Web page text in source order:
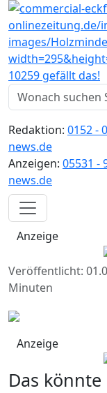
10259 gefällt das!
Redaktion: 0152 -
news.de
Anzeigen: 05531 -
news.de
Anzeige
Veröffentlicht:
Minuten
Anzeige
Das